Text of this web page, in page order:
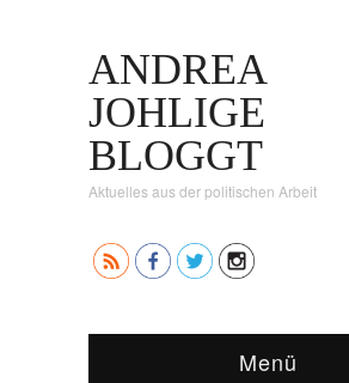
ANDREA
JOHLIGE
BLOGGT
Aktuelles aus der politischen Arbeit
Menü